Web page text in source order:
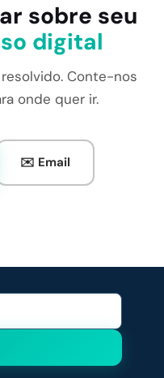
sobre seu
digital
Conte-nos
onde quer ir.
✉️ Email